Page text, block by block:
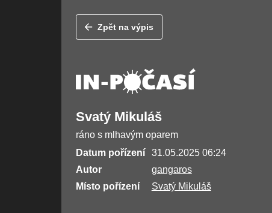
Zpět na výpis
Svatý Mikuláš
ráno s mlhavým oparem
Datum pořízení
31.05.2025 06:24
Autor
gangaros
Místo pořízení
Svatý Mikuláš